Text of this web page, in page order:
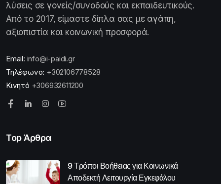
λύσεις σε γονείς/συνοδούς και εκπαιδευτικούς.
Από το 2017, είμαστε δίπλα σας με αγάπη,
αξιοπιστία και κοινωνική προσφορά.
Email: info@i-paidi.gr
Τηλέφωνο: +302106778528
Κινητό +306932611200
Top Άρθρα
9 Τρόποι Βοήθειας για Κοινωνικά
Αποδεκτή Λειτουργία Εγκεφάλου